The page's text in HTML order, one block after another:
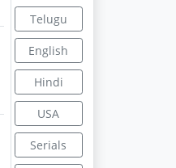
Telugu
English
Hindi
USA
Serials